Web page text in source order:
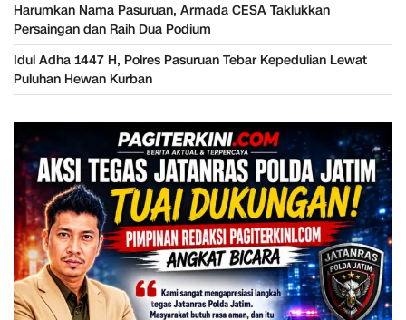
Harumkan Nama Pasuruan, Armada CESA Taklukkan
Persaingan dan Raih Dua Podium
Idul Adha 1447 H, Polres Pasuruan Tebar Kepedulian Lewat
Puluhan Hewan Kurban